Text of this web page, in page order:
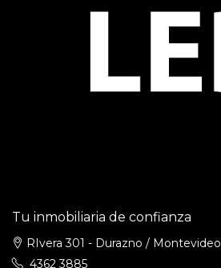
Tu inmobiliaria de confianza
RIvera 301 - Durazno / Montevideo
4362 3885